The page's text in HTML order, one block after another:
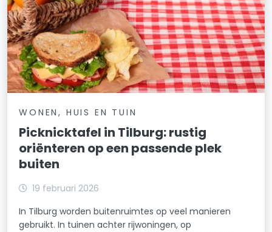
WONEN, HUIS EN TUIN
Picknicktafel in Tilburg: rustig
oriënteren op een passende plek
buiten
19 februari 2026
In Tilburg worden buitenruimtes op veel manieren
gebruikt. In tuinen achter rijwoningen, op